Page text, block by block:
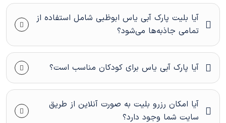
شاتل رایگان: هر ۴۰ دقیقه از یاس به سمت فراری و برعکس
جاذبه‌های پارک آبی یاس ابوظبی
پارک آبی یاس با داشتن مجموعه‌ای از سرسره‌ها و جاذبه‌های
آبی فوق‌العاده، تجربه‌ای متفاوت از تفریح در آب را فراهم می‌کند.
برخی از محبوب‌ترین جاذبه‌های این پارک عبارتند از:
سرسره داوالانا:یکی از بزرگترین و هیجان‌انگیزترین سرسره‌های پارک
آیا بلیت پارک آبی یاس ابوظبی شامل استفاده از
تمامی جاذبه‌ها می‌شود؟
آیا پارک آبی یاس برای کودکان مناسب است؟
آیا امکان رزرو بلیت به صورت آنلاین از طریق
سایت شما وجود دارد؟